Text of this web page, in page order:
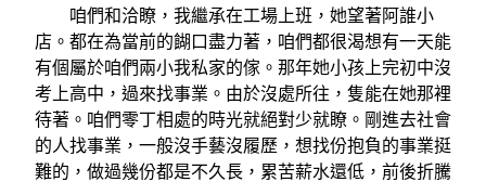
咱們和洽瞭，我繼承在工場上班，她望著阿誰小
店。都在為當前的餬口盡力著，咱們都很渴想有一天能
有個屬於咱們兩小我私家的傢。那年她小孩上完初中沒
考上高中，過來找事業。由於沒處所往，隻能在她那裡
待著。咱們零丁相處的時光就絕對少就瞭。剛進去社會
的人找事業，一般沒手藝沒履歷，想找份抱負的事業挺
難的，做過幾份都是不久長，累苦薪水還低，前後折騰